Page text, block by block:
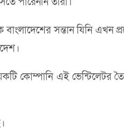
বাংলাদেশের সন্তান যিনি
এই ভেন্টিলেটর